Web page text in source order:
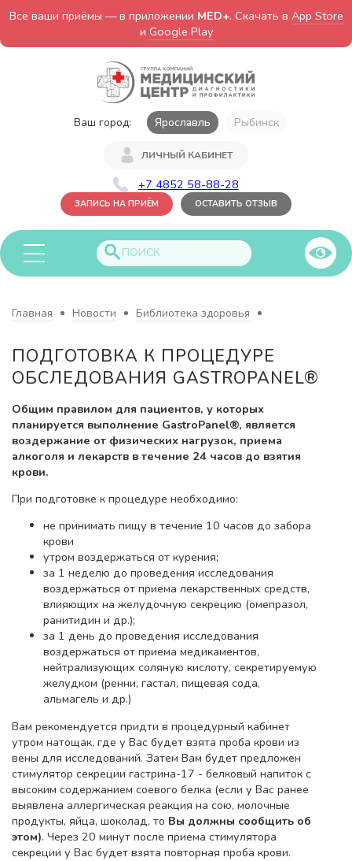
Все ваши приёмы — в приложении MED+. Скачать в App Store
и Google Play
Ваш город: Ярославль Рыбинск
ЛИЧНЫЙ КАБИНЕТ
+7 4852 58-88-28
ЗАПИСЬ НА ПРИЁМ ОСТАВИТЬ ОТЗЫВ
Главная Новости Библиотека здоровья
ПОДГОТОВКА К ПРОЦЕДУРЕ
ОБСЛЕДОВАНИЯ GASTROPANEL®
Общим правилом для пациентов, у которых
планируется выполнение GastroPanel®, является
воздержание от физических нагрузок, приема
алкоголя и лекарств в течение 24 часов до взятия
крови.
При подготовке к процедуре необходимо:
не принимать пищу в течение 10 часов до забора
крови
утром воздержаться от курения;
за 1 неделю до проведения исследования
воздержаться от приема лекарственных средств,
влияющих на желудочную секрецию (омепразол,
ранитидин и др.);
за 1 день до проведения исследования
воздержаться от приема медикаментов,
нейтрализующих соляную кислоту, секретируемую
желудком (ренни, гастал, пищевая сода,
альмагель и др.)
Вам рекомендуется придти в процедурный кабинет
утром натощак, где у Вас будет взята проба крови из
вены для исследований. Затем Вам будет предложен
стимулятор секреции гастрина-17 - белковый напиток с
высоким содержанием соевого белка (если у Вас ранее
выявлена аллергическая реакция на сою, молочные
продукты, яйца, шоколад, то Вы должны сообщить об
этом). Через 20 минут после приема стимулятора
секреции у Вас будет взята повторная проба крови.